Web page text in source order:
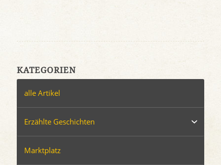
KATEGORIEN
alle Artikel
Erzählte Geschichten
Marktplatz